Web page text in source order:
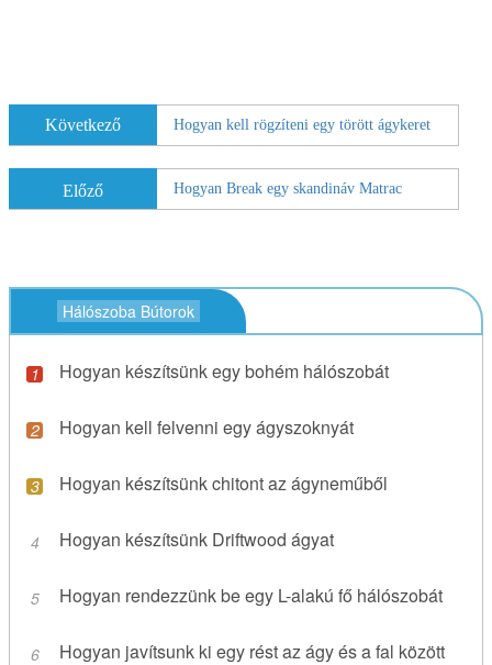
Következő Hogyan kell rögzíteni egy törött ágykeret
Előző Hogyan Break egy skandináv Matrac
Hálószoba Bútorok
Hogyan készítsünk egy bohém hálószobát
Hogyan kell felvenni egy ágyszoknyát
Hogyan készítsünk chitont az ágyneműből
Hogyan készítsünk Driftwood ágyat
Hogyan rendezzünk be egy L-alakú fő hálószobát
Hogyan javítsunk ki egy rést az ágy és a fal között